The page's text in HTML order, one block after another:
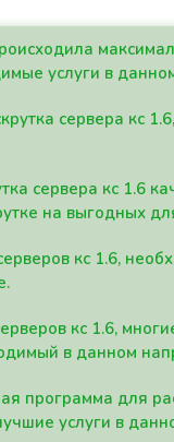
услуги в
сервера кс
сервера кс 1.6
на выгодных
кс 1.6,
кс 1.6,
в данном
программа для
услуги в